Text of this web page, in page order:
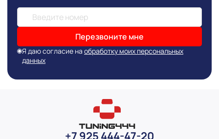
Перезвоните мне
Я даю согласие на обработку моих персональных
данных
+7 925 444-47-20